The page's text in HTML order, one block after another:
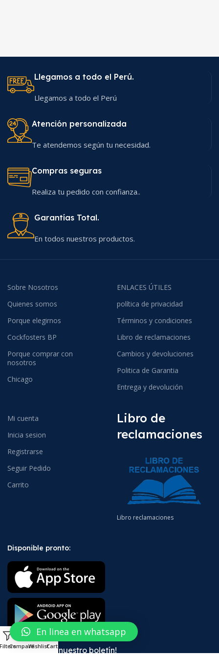
Llegamos a todo el Perú.
Llegamos a todo el Perú
Atención personalizada
Te atendemos según tu necesidad.
Compras seguras
Realiza tu pedido con confianza..
Garantías Total.
En todos nuestros productos.
Sobre Nosotros
Quienes somos
Porque elegirnos
Cockfosters BP
Porque comprar con
nosotros
Chicago
ENLACES ÚTILES
política de privacidad
Términos y condiciones
Libro de reclamaciones
Cambios y devoluciones
Politica de Garantia
Entrega y devolución
Mi cuenta
Inicia sesion
Registrarse
Seguir Pedido
Carrito
Libro de
reclamaciones
Libro reclamaciones
Disponible pronto:
¡Suscríbete a nuestro boletín!
CompareWishlist
0
Cart
En linea en whatsapp